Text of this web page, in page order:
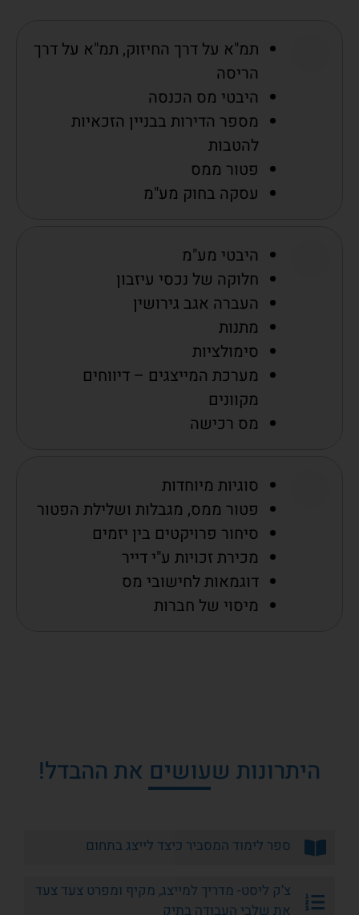
תמ"א על דרך החיזוק, תמ"א על דרך
הריסה
היבטי מס הכנסה
מספר הדירות בבניין הזכאיות
להטבות
פטור ממס
עסקה בחוק מע"מ
היבטי מע"מ
חלוקה של נכסי עיזבון
העברה אגב גירושין
מתנות
סימולציות
מערכת המייצגים – דיווחים
מקוונים
מס רכישה
סוגיות מיוחדות
פטור ממס, מגבלות ושלילת הפטור
סיחור פרויקטים בין יזמים
מכירת זכויות ע"י דייר
דוגמאות לחישובי מס
מיסוי של חברות
היתרונות שעושים את ההבדל!
ספר לימוד המסביר כיצד לייצג בתחום
צ’ק ליסט- מדריך למייצג, מקיף ומפרט צעד צעד
את שלבי העבודה בתיק